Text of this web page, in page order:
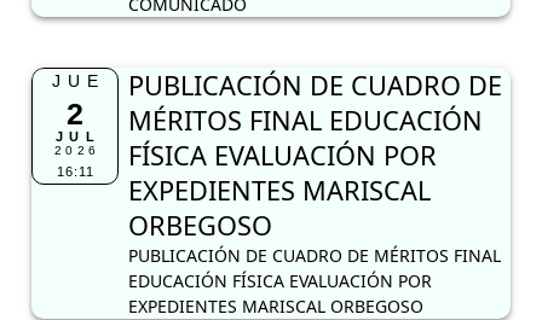
JUE
2
JUL
2026
16:11
PUBLICACIÓN DE CUADRO DE
MÉRITOS FINAL EDUCACIÓN
FÍSICA EVALUACIÓN POR
EXPEDIENTES MARISCAL
ORBEGOSO
PUBLICACIÓN DE CUADRO DE MÉRITOS FINAL
EDUCACIÓN FÍSICA EVALUACIÓN POR
EXPEDIENTES MARISCAL ORBEGOSO